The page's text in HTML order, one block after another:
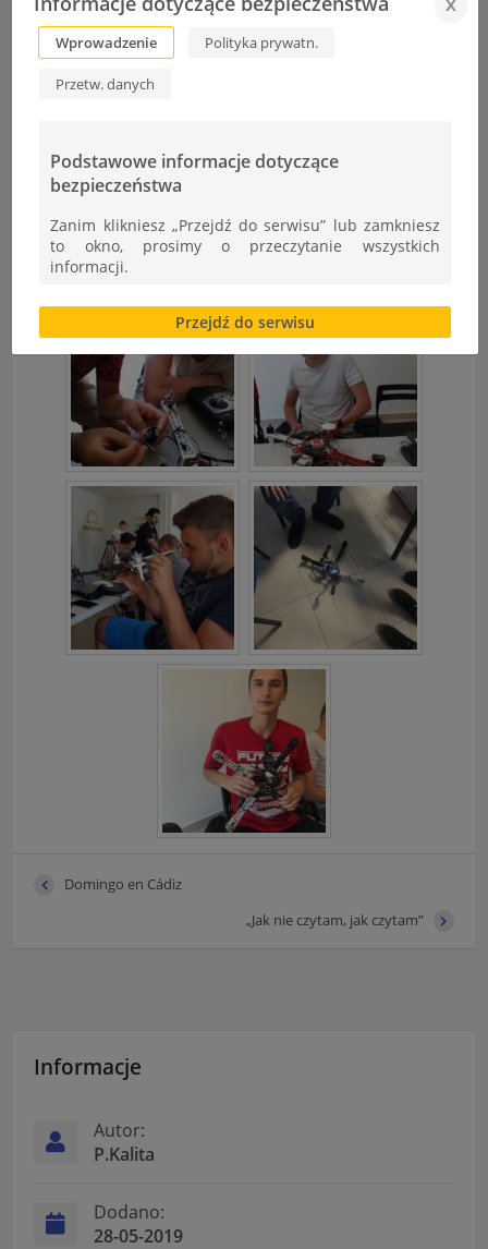
Domingo en Cádiz
„Jak nie czytam, jak czytam”
Informacje
Autor:
P.Kalita
Dodano:
28-05-2019
Wprowadzenie Polityka prywatn.
Przetw. danych
Podstawowe informacje dotyczące
bezpieczeństwa
Zanim klikniesz „Przejdź do serwisu” lub zamkniesz
to okno, prosimy o przeczytanie wszystkich
informacji.
Brak zgody bądź ograniczenie funkcjonalności plików
cookies lub local storage, może utrudnić lub
uniemożliwić korzystanie z Serwisu.
Informacje dotyczące polityki prywatności oraz
przetwarzania danych osobowych dostępne są cały
czas w sekcji
"Nasza szkoła" > "Bezpieczeństwo"
Przejdź do serwisu